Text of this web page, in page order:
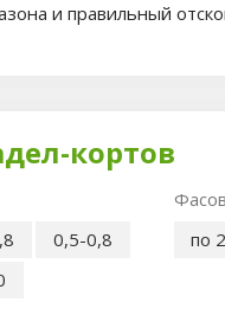
и правильный
кортов
0,5-0,8
по